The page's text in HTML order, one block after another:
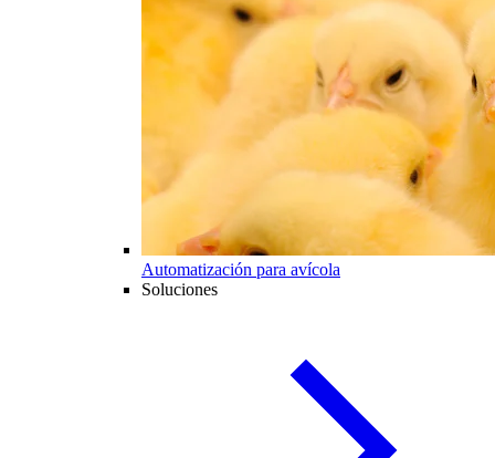
Automatización para avícola
Soluciones